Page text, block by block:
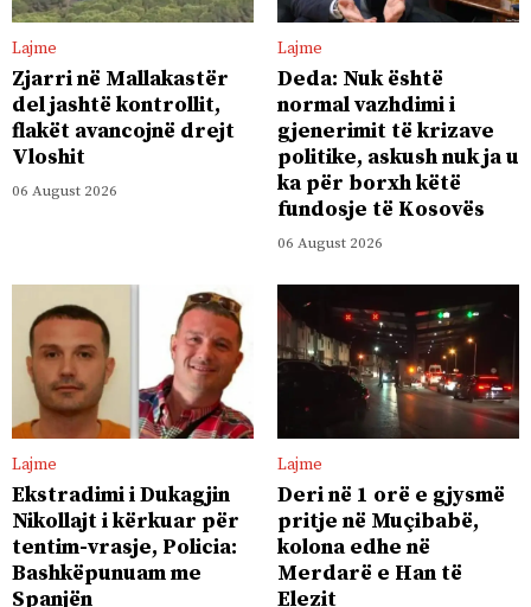
Lajme
Zjarri në Mallakastër
del jashtë kontrollit,
flakët avancojnë drejt
Vloshit
06 August 2026
Lajme
Deda: Nuk është
normal vazhdimi i
gjenerimit të krizave
politike, askush nuk ja u
ka për borxh këtë
fundosje të Kosovës
06 August 2026
Lajme
Ekstradimi i Dukagjin
Nikollajt i kërkuar për
tentim-vrasje, Policia:
Bashkëpunuam me
Spanjën
Lajme
Deri në 1 orë e gjysmë
pritje në Muçibabë,
kolona edhe në
Merdarë e Han të
Elezit